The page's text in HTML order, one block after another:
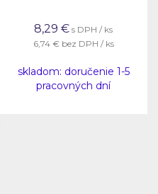
8,29 € s DPH / ks
6,74 € bez DPH / ks
skladom: doručenie 1-5
pracovných dní